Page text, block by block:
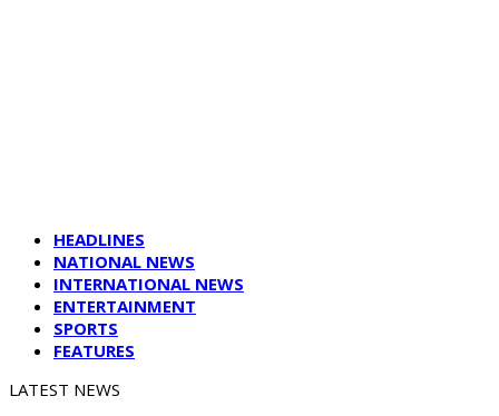
HEADLINES
NATIONAL NEWS
INTERNATIONAL NEWS
ENTERTAINMENT
SPORTS
FEATURES
LATEST NEWS